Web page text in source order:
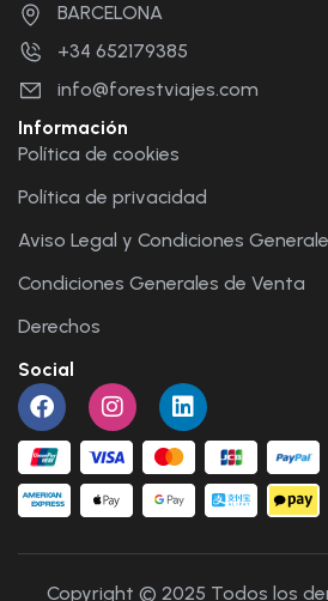
BARCELONA
+34 652179385
info@forestviajes.com
Información
Política de cookies
Política de privacidad
Aviso Legal y Condiciones
Condiciones Generales de Venta
Derechos
Social
Copyright © 2025 Todos los